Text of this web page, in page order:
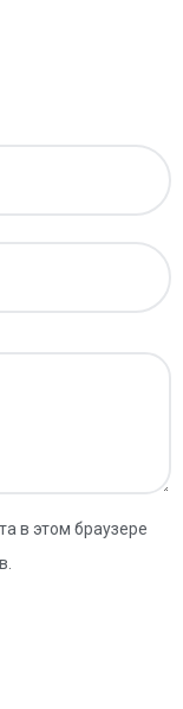
в этом браузере